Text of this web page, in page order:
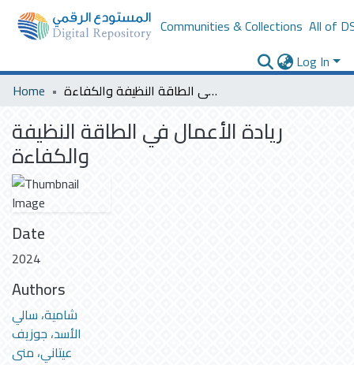
Communities & Collections All of
Log In
Home
ريادة الأعمال في الطاقة النظيفة والكفاءة
ريادة الأعمال في الطاقة النظيفة
والكفاءة
Date
2024
Authors
شامية، سالي
الأسد، جوزيف
عيتاني، منى